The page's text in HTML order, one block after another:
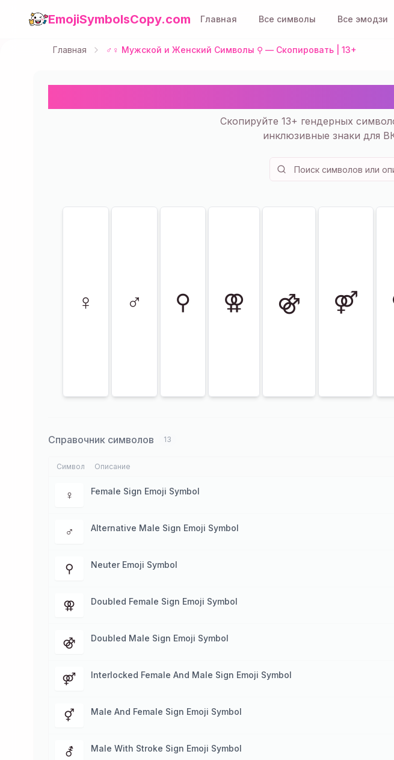
EmojiSymbolsCopy.com Главная Все символы Все эмодзи
Главная ♂️♀️ Мужской и Женский Символы ⚲ — Скопировать | 13+
Скопируйте 13+ гендерных
инклюзивные знаки для
♀ ♂ ⚲ ⚢ ⚣ ⚤
Справочник символов 13
Символ Описание
♀ Female Sign Emoji Symbol
♂ Alternative Male Sign Emoji Symbol
⚲ Neuter Emoji Symbol
⚢ Doubled Female Sign Emoji Symbol
⚣ Doubled Male Sign Emoji Symbol
⚤ Interlocked Female And Male Sign Emoji Symbol
⚥ Male And Female Sign Emoji Symbol
⚦ Male With Stroke Sign Emoji Symbol